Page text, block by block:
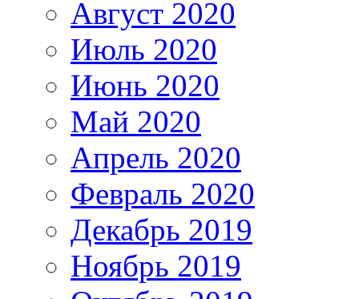
Август 2020
Июль 2020
Июнь 2020
Май 2020
Апрель 2020
Февраль 2020
Декабрь 2019
Ноябрь 2019